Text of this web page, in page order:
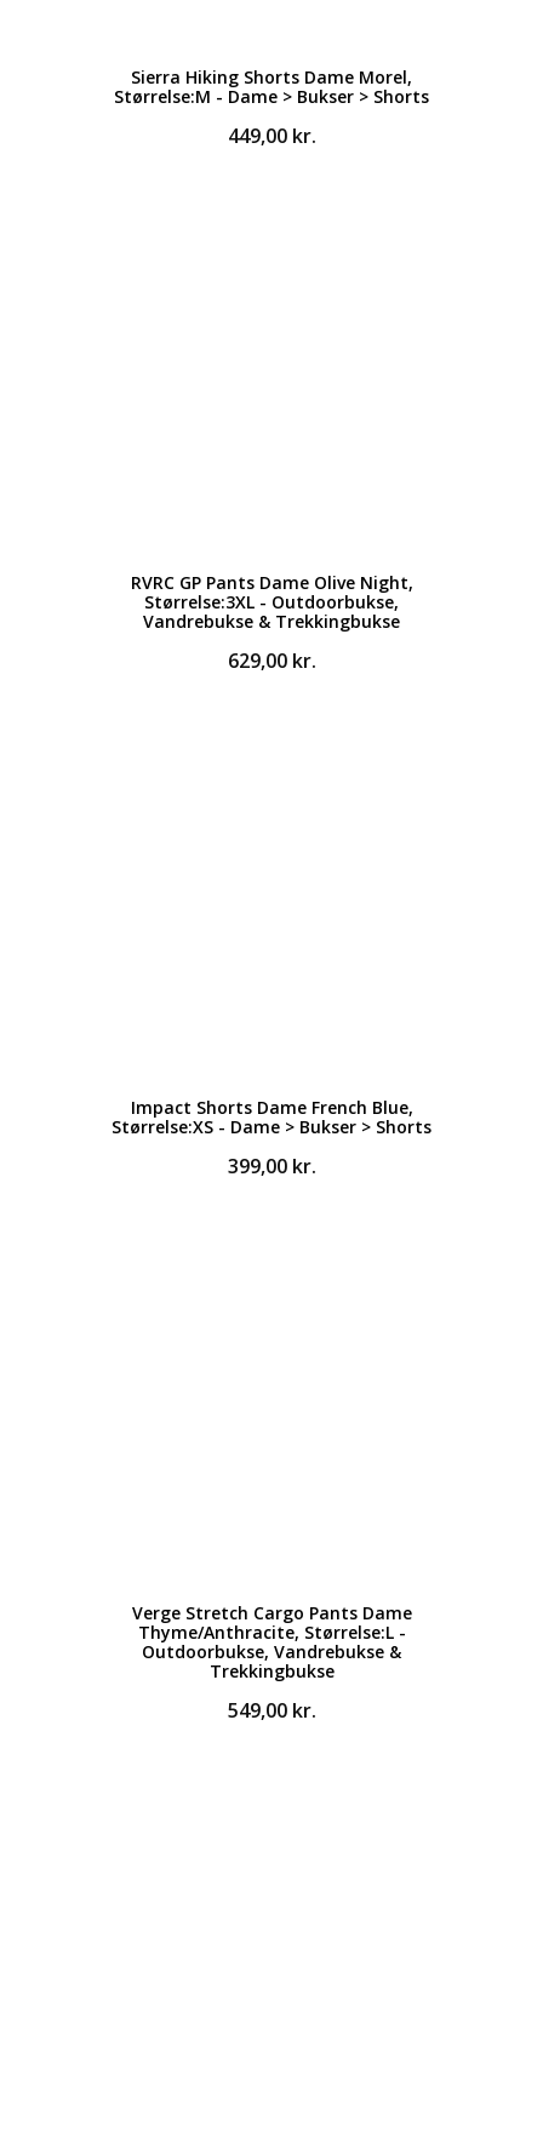
Sierra Hiking Shorts Dame Morel,
Størrelse:M - Dame > Bukser > Shorts
449,00 kr.
RVRC GP Pants Dame Olive Night,
Størrelse:3XL - Outdoorbukse,
Vandrebukse & Trekkingbukse
629,00 kr.
Impact Shorts Dame French Blue,
Størrelse:XS - Dame > Bukser > Shorts
399,00 kr.
Verge Stretch Cargo Pants Dame
Thyme/Anthracite, Størrelse:L -
Outdoorbukse, Vandrebukse &
Trekkingbukse
549,00 kr.